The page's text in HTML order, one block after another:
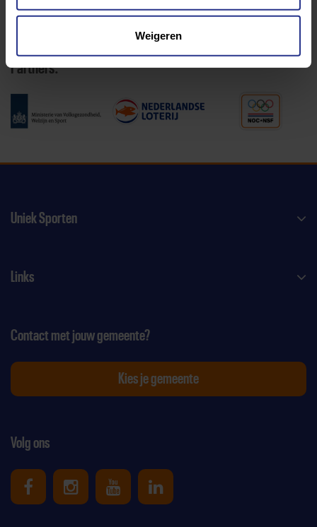
Weigeren
Partners:
Uniek Sporten
Links
Volg ons
Uniek Sporten op Facebook
Uniek Sporten op Instagram
Uniek Sporten op Youtube
Uniek Sporten op
Contact met jouw gemeente?
Kies je gemeente